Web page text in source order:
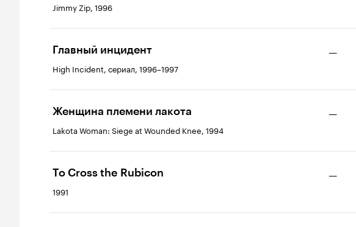
Jimmy Zip, 1996
Главный инцидент
High Incident, сериал, 1996–1997
—
Женщина племени лакота
Lakota Woman: Siege at Wounded Knee, 1994
—
To Cross the Rubicon
1991
—